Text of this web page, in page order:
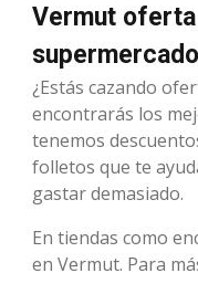
Vermut
¿Estás cazando
encontrarás los
tenemos
folletos que te
gastar demasiado.
En tiendas como
en Vermut. Para